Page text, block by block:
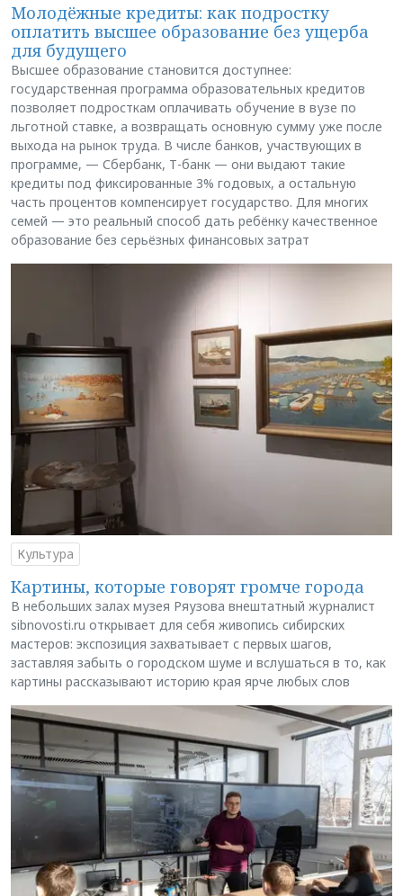
Молодёжные кредиты: как подростку
оплатить высшее образование без ущерба
для будущего
Высшее образование становится доступнее:
государственная программа образовательных кредитов
позволяет подросткам оплачивать обучение в вузе по
льготной ставке, а возвращать основную сумму уже после
выхода на рынок труда. В числе банков, участвующих в
программе, — Сбербанк, Т-банк — они выдают такие
кредиты под фиксированные 3% годовых, а остальную
часть процентов компенсирует государство. Для многих
семей — это реальный способ дать ребёнку качественное
образование без серьёзных финансовых затрат
Культура
Картины, которые говорят громче города
В небольших залах музея Ряузова внештатный журналист
sibnovosti.ru открывает для себя живопись сибирских
мастеров: экспозиция захватывает с первых шагов,
заставляя забыть о городском шуме и вслушаться в то, как
картины рассказывают историю края ярче любых слов